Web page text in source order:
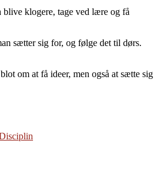
klogere, tage ved lære og få
sætter sig for, og følge det til dørs.
om at få ideer, men også at sætte sig